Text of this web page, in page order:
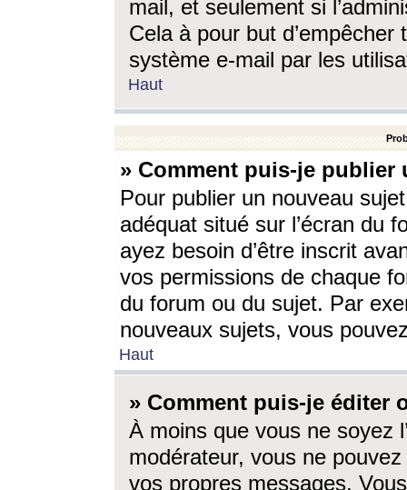
mail, et seulement si
Cela à pour but
système e-mail par les
Haut
» Comment puis-je
Pour publier un nouveau
adéquat situé sur l’écran du
ayez besoin d’être inscrit
vos permissions de chaque
du forum ou du sujet. Par
nouveaux sujets, vous
Haut
» Comment puis-je éditer
À moins que vous ne soyez
modérateur, vous ne
vos propres messages.